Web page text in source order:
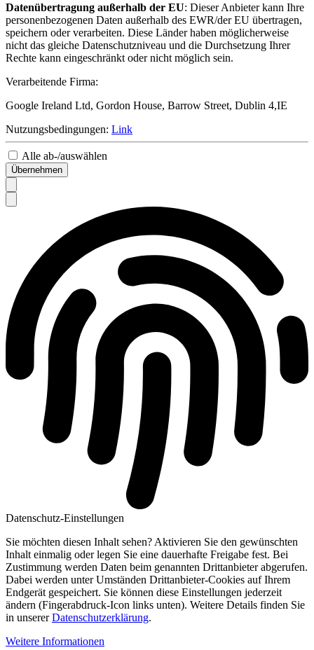
Datenübertragung außerhalb der EU: Dieser Anbieter kann Ihre
personenbezogenen Daten außerhalb des EWR/der EU übertragen,
speichern oder verarbeiten. Diese Länder haben möglicherweise
nicht das gleiche Datenschutzniveau und die Durchsetzung Ihrer
Rechte kann eingeschränkt oder nicht möglich sein.
Verarbeitende Firma:
Google Ireland Ltd, Gordon House, Barrow Street, Dublin 4,IE
Nutzungsbedingungen: Link
Alle ab-/auswählen
Übernehmen
Datenschutz-Einstellungen
Sie möchten diesen Inhalt sehen? Aktivieren Sie den gewünschten
Inhalt einmalig oder legen Sie eine dauerhafte Freigabe fest. Bei
Zustimmung werden Daten beim genannten Drittanbieter abgerufen.
Dabei werden unter Umständen Drittanbieter-Cookies auf Ihrem
Endgerät gespeichert. Sie können diese Einstellungen jederzeit
ändern (Fingerabdruck-Icon links unten). Weitere Details finden Sie
in unsererDatenschutzerklärung.
Weitere Informationen